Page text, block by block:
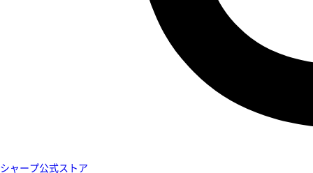
シャープ公式ストア